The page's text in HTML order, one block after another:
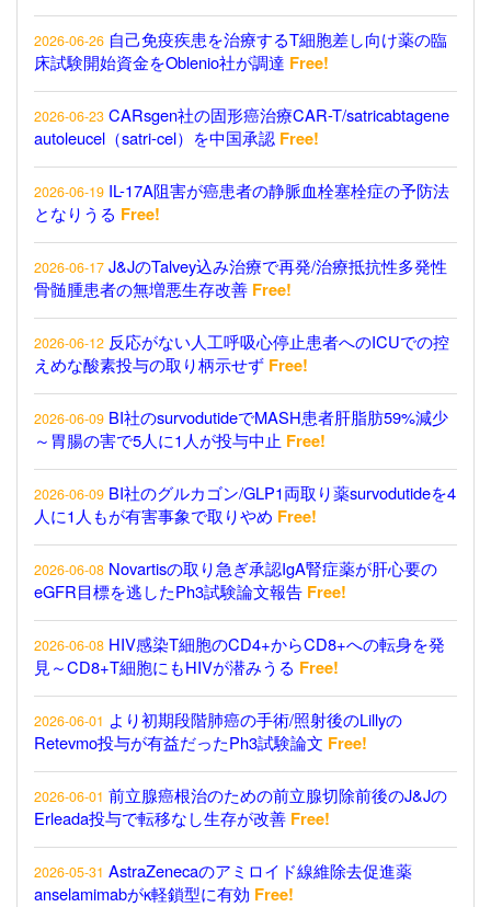
2026-06-26 自己免疫疾患を治療するT細胞差し向け薬の臨
床試験開始資金をOblenio社が調達 Free!
2026-06-23 CARsgen社の固形癌治療CAR-T/satricabtagene
autoleucel（satri-cel）を中国承認 Free!
2026-06-19 IL-17A阻害が癌患者の静脈血栓塞栓症の予防法
となりうる Free!
2026-06-17 J&JのTalvey込み治療で再発/治療抵抗性多発性
骨髄腫患者の無増悪生存改善 Free!
2026-06-12 反応がない人工呼吸心停止患者へのICUでの控
えめな酸素投与の取り柄示せず Free!
2026-06-09 BI社のsurvodutideでMASH患者肝脂肪59%減少
～胃腸の害で5人に1人が投与中止 Free!
2026-06-09 BI社のグルカゴン/GLP1両取り薬survodutideを4
人に1人もが有害事象で取りやめ Free!
2026-06-08 Novartisの取り急ぎ承認IgA腎症薬が肝心要の
eGFR目標を逃したPh3試験論文報告 Free!
2026-06-08 HIV感染T細胞のCD4+からCD8+への転身を発
見～CD8+T細胞にもHIVが潜みうる Free!
2026-06-01 より初期段階肺癌の手術/照射後のLillyの
Retevmo投与が有益だったPh3試験論文 Free!
2026-06-01 前立腺癌根治のための前立腺切除前後のJ&Jの
Erleada投与で転移なし生存が改善 Free!
2026-05-31 AstraZenecaのアミロイド線維除去促進薬
anselamimabがκ軽鎖型に有効 Free!